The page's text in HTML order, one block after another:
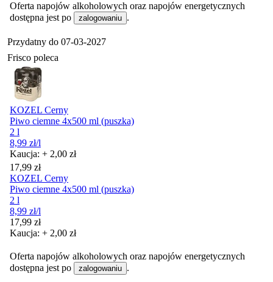
Oferta napojów alkoholowych oraz napojów energetycznych
dostępna jest po
zalogowaniu .
Przydatny do 07-03-2027
Frisco poleca
KOZEL Cerny
Piwo ciemne 4x500 ml (puszka)
2 l
8,99 zł/l
Kaucja: + 2,00 zł
Cena
17,99 zł
KOZEL Cerny
Piwo ciemne 4x500 ml (puszka)
2 l
8,99 zł/l
Cena
17,99 zł
Kaucja: + 2,00 zł
Oferta napojów alkoholowych oraz napojów energetycznych
dostępna jest po
zalogowaniu .